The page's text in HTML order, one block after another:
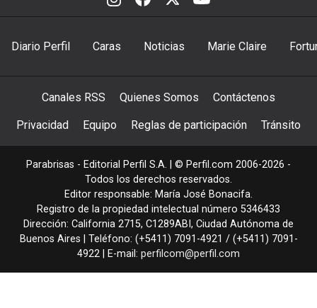
Diario Perfil Caras Noticias Marie Claire
Canales RSS Quienes Somos Contáctenos
Privacidad Equipo Reglas de participación Tránsito
Parabrisas - Editorial Perfil S.A. | © Perfil.com 2006-2026 -
Todos los derechos reservados.
Editor responsable: María José Bonacifa.
Registro de la propiedad intelectual número 5346433
Dirección: California 2715, C1289ABI , Ciudad Autónoma de
Buenos Aires | Teléfono: (+5411) 7091-4921 / (+5411) 7091-
4922 | E-mail: perfilcom@perfil.com